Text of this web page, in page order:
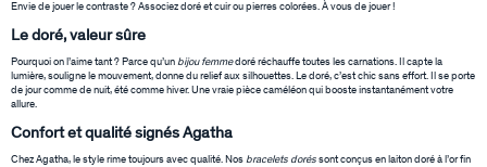
Envie de jouer le contraste ? Associez doré et cuir ou pierres colorées. À vous de jouer !
Le doré, valeur sûre
Pourquoi on l’aime tant ? Parce qu’un bijou femmedoré réchauffe toutes les carnations. Il capte la
lumière, souligne le mouvement, donne du relief aux silhouettes. Le doré, c’est chic sans effort. Il se porte
de jour comme de nuit, été comme hiver. Une vraie pièce caméléon qui booste instantanément votre
allure.
Confort et qualité signés Agatha
Chez Agatha, le style rime toujours avec qualité. Nos bracelets dorés sont conçus en laiton doré à l’or fin